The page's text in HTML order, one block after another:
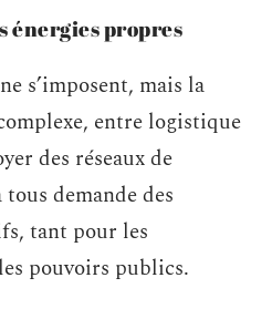
énergies propres
s’imposent, mais la
entre logistique
des réseaux de
demande des
tant pour les
pouvoirs publics.